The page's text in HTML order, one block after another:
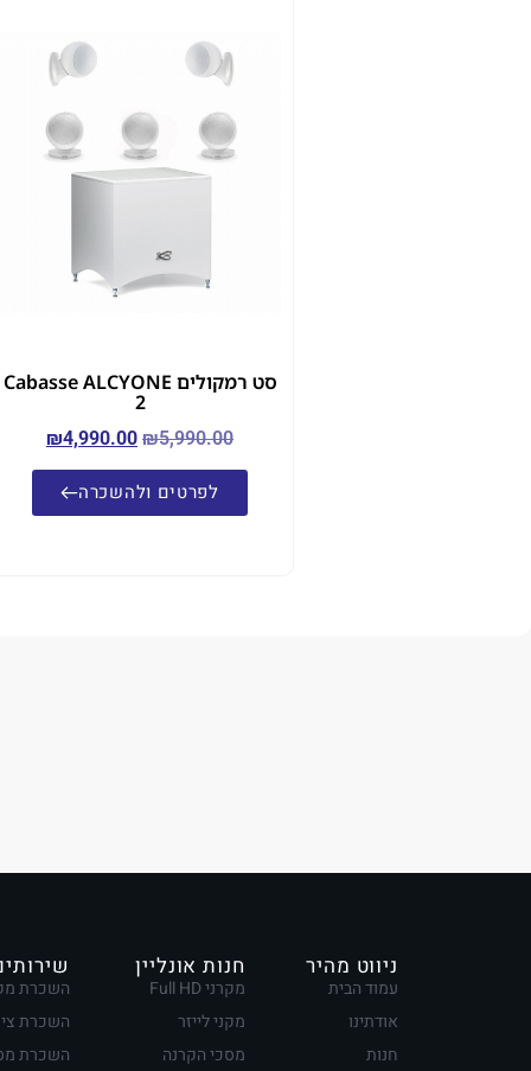
סט רמקולים Cabasse ALCYONE
2
₪5,990.00
₪4,990.00
לפרטים ולהשכרה
ניווט מהיר
עמוד הבית
אודתינו
חנות
חנות אונליין
מקרני Full HD
מקני לייזר
מסכי הקרנה
השכרת
השכרת
השכרת